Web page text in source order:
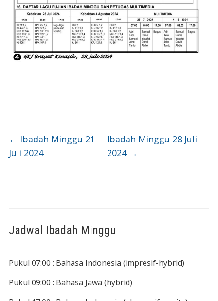
← Ibadah Minggu 21
Juli 2024
Ibadah Minggu 28 Juli
2024 →
Jadwal Ibadah Minggu
Pukul 07:00 : Bahasa Indonesia (impresif-hybrid)
Pukul 09:00 : Bahasa Jawa (hybrid)